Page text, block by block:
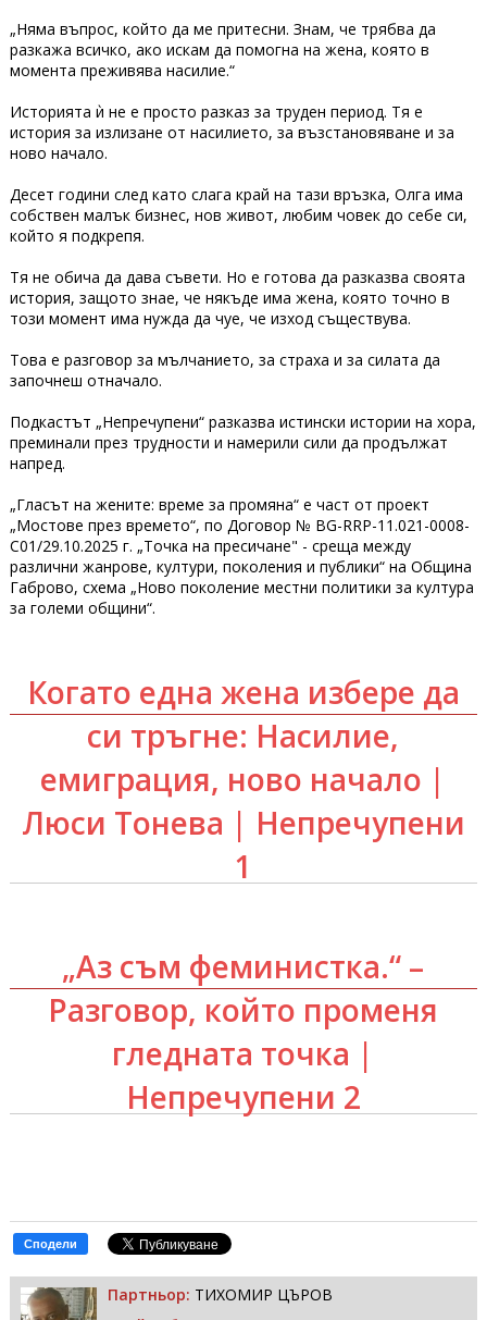
„Няма въпрос, който да ме притесни. Знам, че трябва да
разкажа всичко, ако искам да помогна на жена, която в
момента преживява насилие.“
Историята ѝ не е просто разказ за труден период. Тя е
история за излизане от насилието, за възстановяване и за
ново начало.
Десет години след като слага край на тази връзка, Олга има
собствен малък бизнес, нов живот, любим човек до себе си,
който я подкрепя.
Тя не обича да дава съвети. Но е готова да разказва своята
история, защото знае, че някъде има жена, която точно в
този момент има нужда да чуе, че изход съществува.
Това е разговор за мълчанието, за страха и за силата да
започнеш отначало.
Подкастът „Непречупени“ разказва истински истории на хора,
преминали през трудности и намерили сили да продължат
напред.
„Гласът на жените: време за промяна“ е част от проект
„Мостове през времето“, по Договор № BG-RRP-11.021-0008-
С01/29.10.2025 г. „Точка на пресичане" - среща между
различни жанрове, култури, поколения и публики“ на Община
Габрово, схема „Ново поколение местни политики за култура
за големи общини“.
Когато една жена избере да
си тръгне: Насилие,
емиграция, ново начало |
Люси Тонева | Непречупени
1
„Аз съм феминистка.“ –
Разговор, който променя
гледната точка |
Непречупени 2
Сподели
Партньор: ТИХОМИР ЦЪРОВ